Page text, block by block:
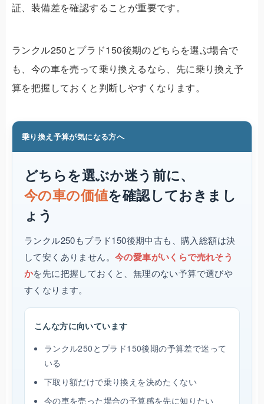
証、装備差を確認することが重要です。
ランクル250とプラド150後期のどちらを選ぶ場合で
も、今の車を売って乗り換えるなら、先に乗り換え予
算を把握しておくと判断しやすくなります。
乗り換え予算が気になる方へ
どちらを選ぶか迷う前に、
今の車の価値を確認しておきまし
ょう
ランクル250もプラド150後期中古も、購入総額は決
して安くありません。 今の愛車がいくらで売れそう
かを先に把握しておくと、無理のない予算で選びや
すくなります。
こんな方に向いています
ランクル250とプラド150後期の予算差で迷って
いる
下取り額だけで乗り換えを決めたくない
今の車を売った場合の予算感を先に知りたい